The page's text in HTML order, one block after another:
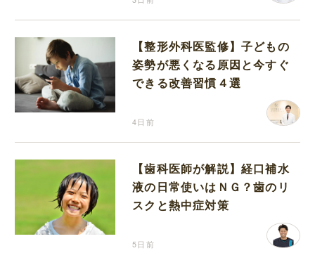
【整形外科医監修】子どもの
姿勢が悪くなる原因と今すぐ
できる改善習慣４選
4日前
【歯科医師が解説】経口補水
液の日常使いはＮＧ？歯のリ
スクと熱中症対策
5日前